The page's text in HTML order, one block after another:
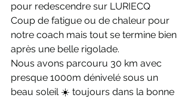
pour redescendre sur LURIECQ
Coup de fatigue ou de chaleur pour
notre coach mais tout se termine bien
après une belle rigolade.
Nous avons parcouru 30 km avec
presque 1000m dénivelé sous un
beau soleil ☀️ toujours dans la bonne